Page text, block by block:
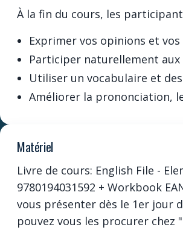
À la fin du cours, les
Exprimer vos opinions et vos
Participer naturellement
Utiliser un vocabulaire et
Améliorer la prononciation,
Matériel
Livre de cours: English File -
9780194031592 + Workbook
vous présenter dès le 1er jour
pouvez vous les procurer chez